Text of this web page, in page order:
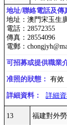
地址/聯絡電話及傳
地址：澳門宋玉生
電話：28572355
傳真：28554096
電郵：
可招募或提供職業
准照的狀態： 有效
詳細資料： 詳細
13 福建對外